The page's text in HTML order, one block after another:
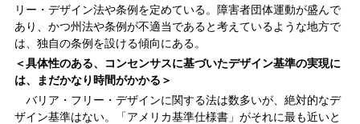
リー・デザイン法や条例を定めている。障害者団体運動が盛んで
あり、かつ州法や条例が不適当であると考えているような地方で
は、独自の条例を設ける傾向にある。
＜具体性のある、コンセンサスに基づいたデザイン基準の実現に
は、まだかなり時間がかかる＞
バリア・フリー・デザインに関する法は数多いが、絶対的なデ
ザイン基準はない。「アメリカ基準仕様書」がそれに最も近いと